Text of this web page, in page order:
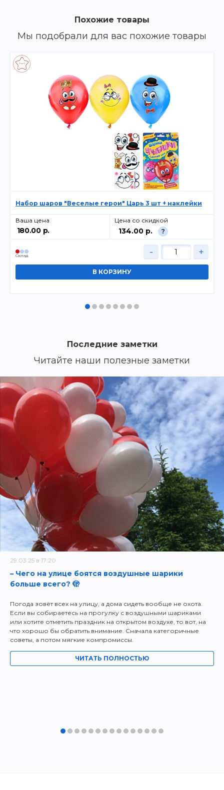
Похожие товары
Мы подобрали для вас похожие товары
Набор шаров "Веселые герои" Царь 3 шт + наклейки
Ваша цена
180.00 р.
Цена со скидкой
134.00 р. ?
Cклад - +
Последние заметки
Читайте наши полезные заметки
29.03.25 в 17:20
– Чего на улице боятся воздушные шарики
больше всего? 🫣
Погода зовёт всех на улицу, а дома сидеть вообще не охота.
Если вы собираетесь на прогулку с воздушными шариками
или хотите отметить праздник на открытом воздухе, то вот, на
что хорошо бы обратить внимание. Сначала категоричные
советы, а потом мягкие компромиссы.
ЧИТАТЬ ПОЛНОСТЬЮ